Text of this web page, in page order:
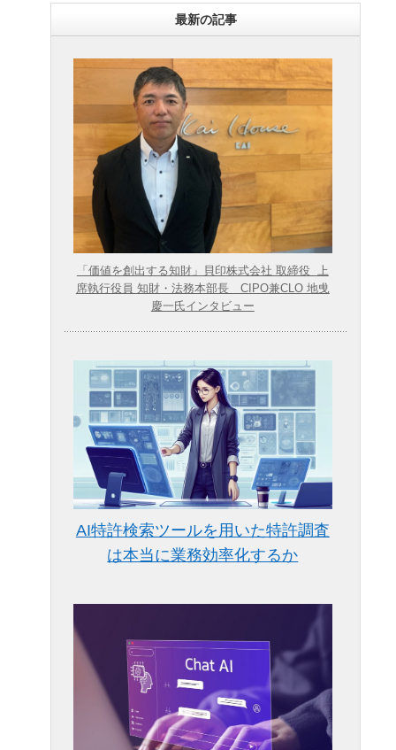
最新の記事
「価値を創出する知財」貝印株式会社 取締役 上
席執行役員 知財・法務本部長 CIPO兼CLO 地曵
慶一氏インタビュー
AI特許検索ツールを用いた特許調査
は本当に業務効率化するか